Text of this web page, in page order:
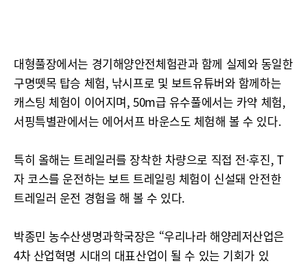
대형풀장에서는 경기해양안전체험관과 함께 실제와 동일한
구명뗏목 탑승 체험, 낚시프로 및 보트유튜버와 함께하는
캐스팅 체험이 이어지며, 50m급 유수풀에서는 카약 체험,
서핑특별관에서는 에어서프 바운스도 체험해 볼 수 있다.
특히 올해는 트레일러를 장착한 차량으로 직접 전·후진, T
자 코스를 운전하는 보트 트레일링 체험이 신설돼 안전한
트레일러 운전 경험을 해 볼 수 있다.
박종민 농수산생명과학국장은 “우리나라 해양레저산업은
4차 산업혁명 시대의 대표산업이 될 수 있는 기회가 있